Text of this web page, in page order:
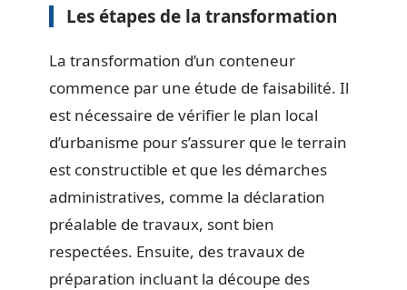
Les étapes de la transformation
La transformation d’un conteneur
commence par une étude de faisabilité. Il
est nécessaire de vérifier le plan local
d’urbanisme pour s’assurer que le terrain
est constructible et que les démarches
administratives, comme la déclaration
préalable de travaux, sont bien
respectées. Ensuite, des travaux de
préparation incluant la découpe des